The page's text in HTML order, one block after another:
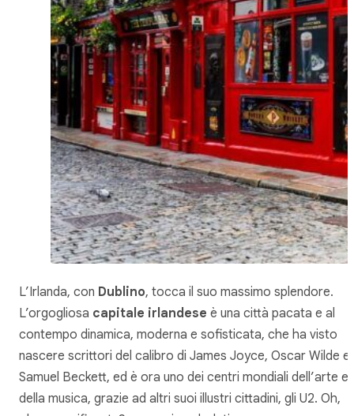
L’Irlanda, con Dublino, tocca il suo massimo splendore.
L’orgogliosa capitale irlandese è una città pacata e al
contempo dinamica, moderna e sofisticata, che ha visto
nascere scrittori del calibro di James Joyce, Oscar Wilde e
Samuel Beckett, ed è ora uno dei centri mondiali dell’arte e
della musica, grazie ad altri suoi illustri cittadini, gli U2. Oh,